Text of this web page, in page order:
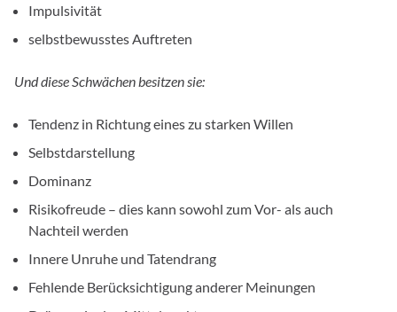
Impulsivität
selbstbewusstes Auftreten
Und diese Schwächen besitzen sie:
Tendenz in Richtung eines zu starken Willen
Selbstdarstellung
Dominanz
Risikofreude – dies kann sowohl zum Vor- als auch
Nachteil werden
Innere Unruhe und Tatendrang
Fehlende Berücksichtigung anderer Meinungen